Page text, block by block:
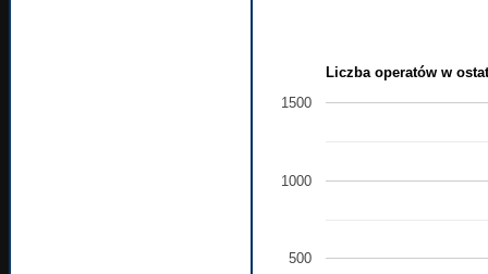
Liczba operatów w
500
1000
1500